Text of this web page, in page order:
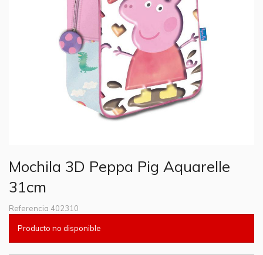
Mochila 3D Peppa Pig Aquarelle
31cm
Referencia 402310
Producto no disponible